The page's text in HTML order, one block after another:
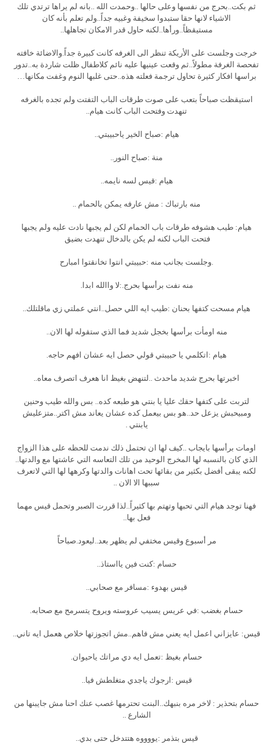
ثم بكت..بحرج من نفسها وعلى حالها ..وحمدت الله ..بانه لم يراها ترتدي تلك
الاشياء لانها حقا ستبدوا سخيفة وغبيه جداً..ولم تعلم بأنه كان
مستيقظاً..ورأها..لكنه حاول قدر الامكان تجاهلها..
خرجت وجلست على الأريكة تنظر الى الغرفه كانت كبيرة جداً.والاضائة خافته
تفحصة الغرفة مطولاً..ثم وقعت عينيها عليه نائم كلاطفال ظلت شاردة به..تدور
براسها افكار كثيرة تحاول ترجمة فعلته هذه..حتى غلبها النوم وغفت مكانها…
استيقظت صباحاً بتعب على صوت طرقات الباب التفتت ولم تجده بالغرفه
تنهدت وفتحت الباب كانت هيام..
هيام :صباح الخير ياحبيبتي..
منة :صباح النور..
هيام :قيس لسه نايمه..
منه بارتباك : مش عارفه يمكن بالحمام ..
هيام: طيب هشوفه طرقات باب الحمام لكن لم يجبها نادت عليه ولم يجبها
فتحت الباب لكنه لم يكن بالدخال تنهدت بضيق
.وجلست بجانب منه :حبيبتي انتوا تخانقتوا امبارح
منه نفت برأسها بحرج.:لا واالله ابدا.
هيام مسحت كتفها بحنان :طيب ايه اللي حصل..انتي عملتي زي ماقلتلك..
منه اومأت برأسها بخجل شديد فما الذي ستقوله لها الان..
هيام :اتكلمي يا حبيبتي قولي حصل ايه عشان افهم حاجه.
اخبرتها بحرج شديد ماحدث ..لتنهض بغيظ انا هعرف اتصرف معاه..
لتربت على كتفها حقك عليا يا بنتي هو طبعه كده.. بس والله طيب وحنين
ومبيحبش يزعل حد..هو بس بيعمل كده عشان يعاند مش اكتر..متزعليش
يابنتي .
اومات برأسها بايجاب ..كيف لها ان تحتمل ذلك ندمت للحظه على هذا الزواج
الذي كان بالنسبه لها المخرج الوحيد من تلك التعاسه التي عاشتها مع والدتها..
لكنه يبقى أفضل بكثير من بقائها تحت اهانات والدتها وكرهها لها التي لاتعرف
سببها الا الان ..
فهنا توجد هيام التي تحبها وتهتم بها كثيراً..لذا قررت الصبر وتحمل قيس مهما
فعل بها..
مر أسبوع وقيس مختفي لم يظهر بعد..ليعود.صباحاً
حسام :كنت فين يااستاذ..
قيس بهدوء :مسافر مع صحابي..
حسام بغضب :في عريس يسيب عروسته ويروح يتسرمح مع صحابه.
قيس: عايزاني اعمل ايه يعني مش فاهم..مش اتجوزتها خلاص هعمل ايه تاني..
حسام بغيظ :تعمل ايه دي مراتك ياحيوان.
قيس :ارجوك ياجدي متغلطش فيا..
حسام بتحذير : لاخر مره بنبهك..البنت تحترمها غصب عنك احنا مش جايبنها من
الشارع ..
قيس بتذمر :يووووه هتتدخل حتى بدي..